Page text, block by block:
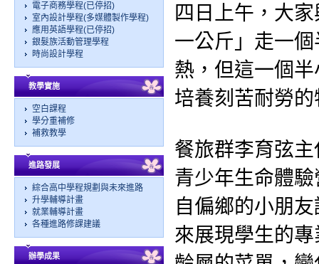
電子商務學程(已停招)
室內設計學程(多媒體製作學程)
應用英語學程(已停招)
銀髮族活動管理學程
時尚設計學程
教學實施
空白課程
學分重補修
補救教學
進路發展
綜合高中學程規劃與未來進路
升學輔導計畫
就業輔導計畫
各種進路修課建議
辦學成果
四日上午，大
一公斤」走一
熱，但這一個
培養刻苦耐勞
餐旅群李育弦
青少年生命體
自偏鄉的小朋
來展現學生的